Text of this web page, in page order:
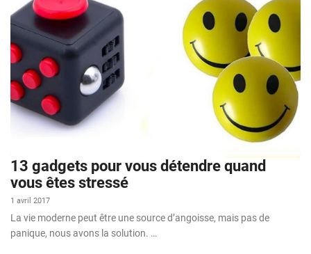
13 gadgets pour vous détendre quand
vous êtes stressé
1 avril 2017
La vie moderne peut être une source d’angoisse, mais pas de
panique, nous avons la solution. …